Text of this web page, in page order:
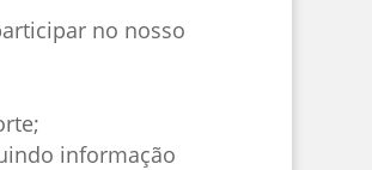
no nosso
informação